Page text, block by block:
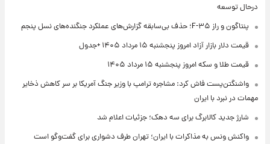
درحال توسعه
پنتاگون و راز F-۳۵؛ حذف بی‌سابقه گزارش‌های عملکرد جنگنده‌های نسل پنجم
قیمت دلار بازار آزاد امروز پنجشنبه ۱۵ مرداد ۱۴۰۵ +جدول
قیمت طلا و سکه امروز پنجشنبه ۱۵ مرداد ۱۴۰۵
واشنگتن‌پست فاش کرد: مشاجره ترامپ با وزیر جنگ آمریکا بر سر کاهش ذخایر
مهمات در نبرد با ایران
شارژ جدید کالابرگ برای سه دهک؛ جزئیات اعلام شد
واکنش ونس به مذاکرات با ایران؛ تهران طرف دشواری برای گفت‌وگو است